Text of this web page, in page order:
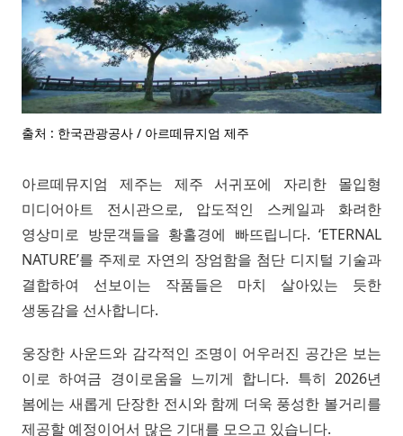
출처 : 한국관광공사 / 아르떼뮤지엄 제주
아르떼뮤지엄 제주는 제주 서귀포에 자리한 몰입형
미디어아트 전시관으로, 압도적인 스케일과 화려한
영상미로 방문객들을 황홀경에 빠뜨립니다. ‘ETERNAL
NATURE’를 주제로 자연의 장엄함을 첨단 디지털 기술과
결합하여 선보이는 작품들은 마치 살아있는 듯한
생동감을 선사합니다.
웅장한 사운드와 감각적인 조명이 어우러진 공간은 보는
이로 하여금 경이로움을 느끼게 합니다. 특히 2026년
봄에는 새롭게 단장한 전시와 함께 더욱 풍성한 볼거리를
제공할 예정이어서 많은 기대를 모으고 있습니다.